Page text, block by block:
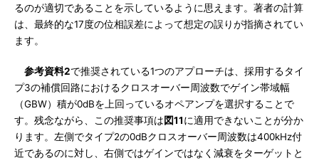
るのが適切であることを示しているように思えます。著者の計算
は、最終的な17度の位相誤差によって想定の誤りが指摘されてい
ます。
参考資料2で推奨されている1つのアプローチは、採用するタイ
プ3の補償回路におけるクロスオーバー周波数でゲイン帯域幅
（GBW）積が0dBを上回っているオペアンプを選択することで
す。残念ながら、この推奨事項は図11に適用できないことが分か
ります。左側でタイプ2の0dBクロスオーバー周波数は400kHz付
近であるのに対し、右側ではゲインではなく減衰をターゲットと